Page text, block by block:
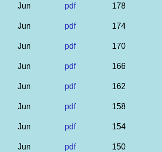
Jun pdf 178
Jun pdf 174
Jun pdf 170
Jun pdf 166
Jun pdf 162
Jun pdf 158
Jun pdf 154
Jun pdf 150